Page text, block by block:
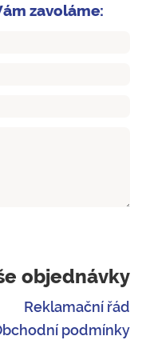
zavoláme:
objednávky
Reklamační řád
podmínky